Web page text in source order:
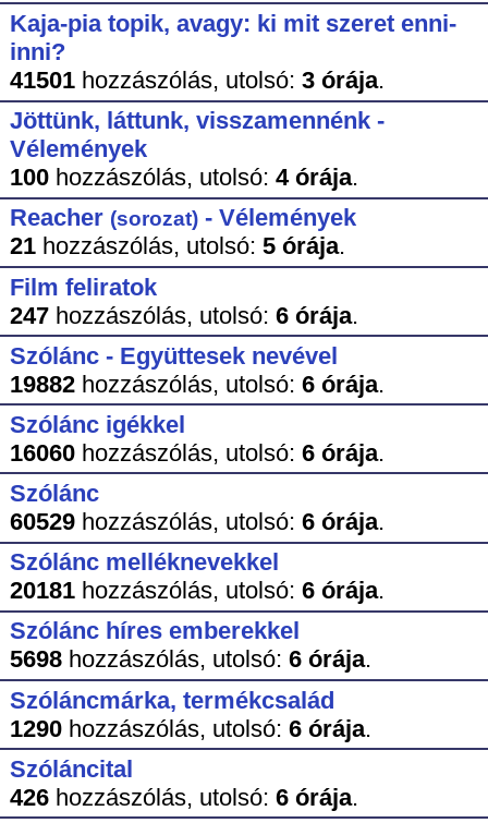
Kaja-pia topik, avagy: ki mit szeret enni-
inni?
41501hozzászólás, utolsó: 3 órája.
Jöttünk, láttunk, visszamennénk -
Vélemények
100hozzászólás, utolsó: 4 órája.
Reacher (sorozat)- Vélemények
21hozzászólás, utolsó: 5 órája.
Film feliratok
247hozzászólás, utolsó: 6 órája.
Szólánc - Együttesek nevével
19882hozzászólás, utolsó: 6 órája.
Szólánc igékkel
16060hozzászólás, utolsó: 6 órája.
Szólánc
60529hozzászólás, utolsó: 6 órája.
Szólánc melléknevekkel
20181hozzászólás, utolsó: 6 órája.
Szólánc híres emberekkel
5698hozzászólás, utolsó: 6 órája.
Szóláncmárka, termékcsalád
1290hozzászólás, utolsó: 6 órája.
Szóláncital
426hozzászólás, utolsó: 6 órája.